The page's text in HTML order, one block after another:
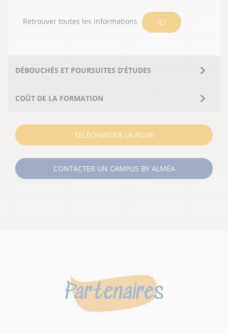
Retrouver toutes les informations ICI
DÉBOUCHÉS ET POURSUITES D’ÉTUDES
COÛT DE LA FORMATION
TÉLÉCHARGER LA FICHE
CONTACTER UN CAMPUS BY ALMÉA
Partenaires